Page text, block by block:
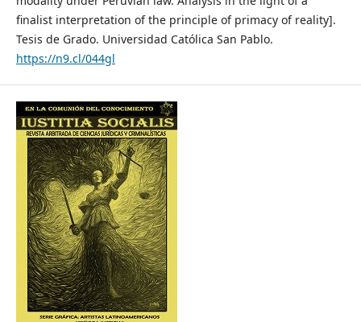
finalist interpretation of the principle of primacy of reality].
Tesis de Grado. Universidad Católica San Pablo.
https://n9.cl/044gl